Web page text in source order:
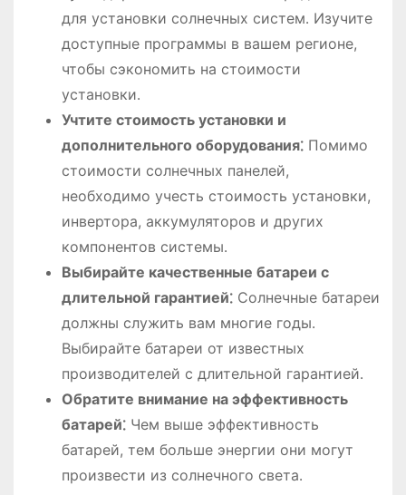
для установки солнечных систем․ Изучите
доступные программы в вашем регионе,
чтобы сэкономить на стоимости
установки․
Учтите стоимость установки и
дополнительного оборудования⁚Помимо
стоимости солнечных панелей,
необходимо учесть стоимость установки,
инвертора, аккумуляторов и других
компонентов системы․
Выбирайте качественные батареи с
длительной гарантией⁚Солнечные батареи
должны служить вам многие годы․
Выбирайте батареи от известных
производителей с длительной гарантией․
Обратите внимание на эффективность
батарей⁚Чем выше эффективность
батарей, тем больше энергии они могут
произвести из солнечного света․